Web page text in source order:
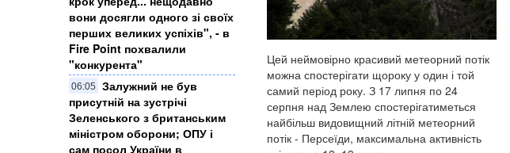
вони досягли одного зі своїх
перших великих успіхів", - в
Fire Point похвалили
"конкурента"
06:05
Залужний не був
присутній на зустрічі
Зеленського з британським
міністром оборони; ОПУ і
сам посол України в
Цей неймовірно красивий метеорний потік
можна спостерігати щороку у один і той
самий період року. З 17 липня по 24
серпня над Землею спостерігатиметься
найбільш видовищний літній метеорний
потік - Персеїди, максимальна активність